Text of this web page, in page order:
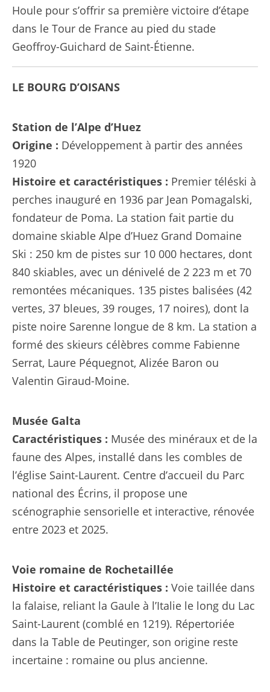
Houle pour s’offrir sa première victoire d’étape
dans le Tour de France au pied du stade
Geoffroy-Guichard de Saint-Étienne.
LE BOURG D’OISANS
Station de l’Alpe d’Huez
Origine : Développement à partir des années
1920
Histoire et caractéristiques : Premier téléski à
perches inauguré en 1936 par Jean Pomagalski,
fondateur de Poma. La station fait partie du
domaine skiable Alpe d’Huez Grand Domaine
Ski : 250 km de pistes sur 10 000 hectares, dont
840 skiables, avec un dénivelé de 2 223 m et 70
remontées mécaniques. 135 pistes balisées (42
vertes, 37 bleues, 39 rouges, 17 noires), dont la
piste noire Sarenne longue de 8 km. La station a
formé des skieurs célèbres comme Fabienne
Serrat, Laure Péquegnot, Alizée Baron ou
Valentin Giraud-Moine.
Musée Galta
Caractéristiques : Musée des minéraux et de la
faune des Alpes, installé dans les combles de
l’église Saint-Laurent. Centre d’accueil du Parc
national des Écrins, il propose une
scénographie sensorielle et interactive, rénovée
entre 2023 et 2025.
Voie romaine de Rochetaillée
Histoire et caractéristiques : Voie taillée dans
la falaise, reliant la Gaule à l’Italie le long du Lac
Saint-Laurent (comblé en 1219). Répertoriée
dans la Table de Peutinger, son origine reste
incertaine : romaine ou plus ancienne.